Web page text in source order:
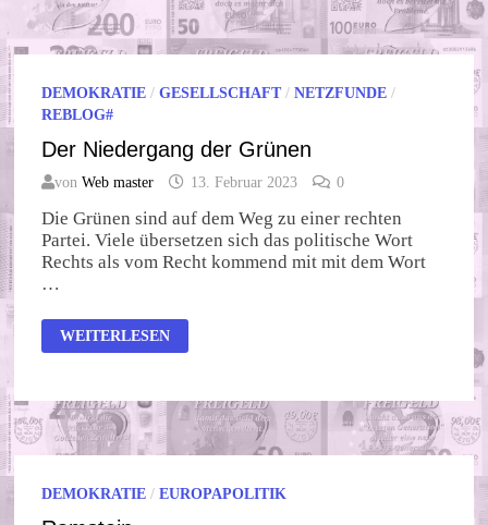
DEMOKRATIE /GESELLSCHAFT/NETZFUNDE /
REBLOG#
Der Niedergang der Grünen
vonWeb master 13. Februar 2023 0
Die Grünen sind auf dem Weg zu einer rechten
Partei. Viele übersetzen sich das politische Wort
Rechts als vom Recht kommend mit mit dem Wort
…
DER
NIEDERGANG
WEITERLESEN
DEMOKRATIE /EUROPAPOLITIK